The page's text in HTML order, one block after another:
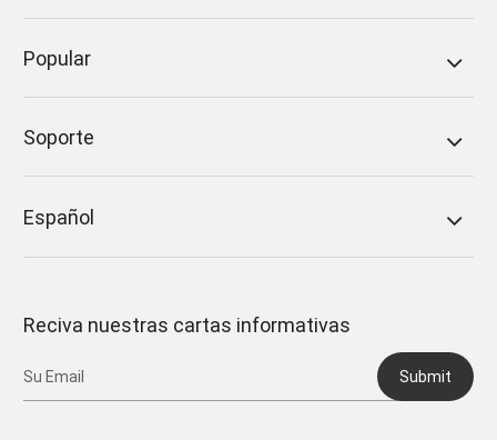
Popular
Soporte
Español
Reciva nuestras cartas informativas
Submit